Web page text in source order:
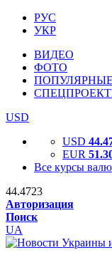
РУС
УКР
ВИДЕО
ФОТО
ПОПУЛЯРНЫЕ
USD
USD
EUR
Все курсы
44.4723
Авторизация
Поиск
UA